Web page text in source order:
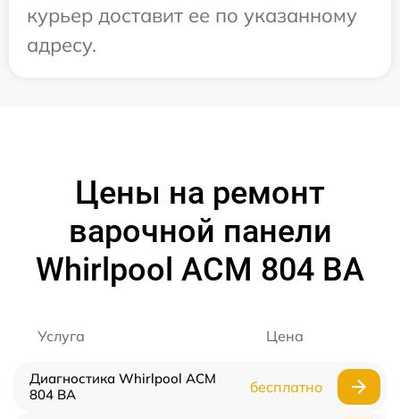
курьер доставит ее по указанному
адресу.
Цены на ремонт
варочной панели
Whirlpool ACM 804 BA
Услуга Цена
Диагностика Whirlpool ACM
804 BA
бесплатно